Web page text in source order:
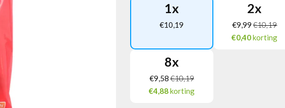
1x
€10,19
2x
€9,99 €10,19
€0,40korting
8x
€9,58€10,19
€4,88korting